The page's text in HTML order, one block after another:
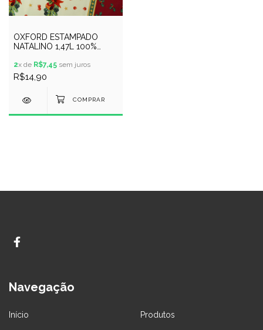
OXFORD ESTAMPADO
NATALINO 1,47L 100%
2x de R$7,45 sem juros
R$14,90
Navegação
Início Produtos